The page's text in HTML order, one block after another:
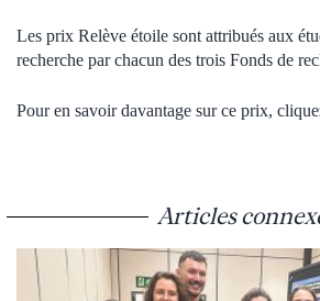
Les prix Relève étoile sont attribués aux
recherche par chacun des trois Fonds de
Pour en savoir davantage sur ce prix,
Articles